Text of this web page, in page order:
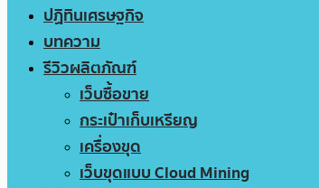
ปฏิทินเศรษฐกิจ
บทความ
รีวิวผลิตภัณฑ์
เว็บซื้อขาย
กระเป๋าเก็บเหรียญ
เครื่องขุด
เว็บขุดแบบ Cloud Mining